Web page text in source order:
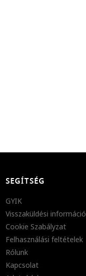
SEGÍTSÉG
GYIK
Visszaküldési információ
Cookie Szabályzat
Felhasználási feltételek
Rólunk
Kapcsolat